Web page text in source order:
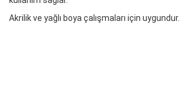
Akrilik ve yağlı boya çalışmaları için uygundur.